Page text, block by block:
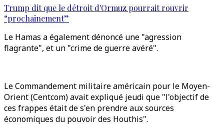
Trump dit que le détroit d'Ormuz pourrait rouvrir
“prochainement”
Le Hamas a également dénoncé une "agression
flagrante", et un "crime de guerre avéré".
Le Commandement militaire américain pour le Moyen-
Orient (Centcom) avait expliqué jeudi que "l'objectif de
ces frappes était de s'en prendre aux sources
économiques du pouvoir des Houthis".